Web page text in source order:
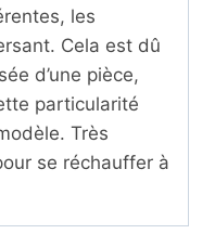
les
Cela est dû
d’une pièce,
particularité
Très
se réchauffer à